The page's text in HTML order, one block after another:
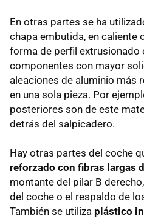
En otras partes se ha
chapa embutida, en caliente
forma de perfil extrusionado
componentes con mayor
aleaciones de aluminio más
en una sola pieza. Por
posteriores son de este
detrás del salpicadero.
Hay otras partes del coche
reforzado con fibras largas
montante del pilar B
del coche o el respaldo de
También se utiliza plástico